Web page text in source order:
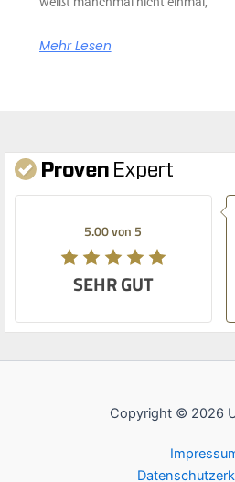
Mehr Lesen
5.00 von 5
SEHR GUT
Copyright © 2026